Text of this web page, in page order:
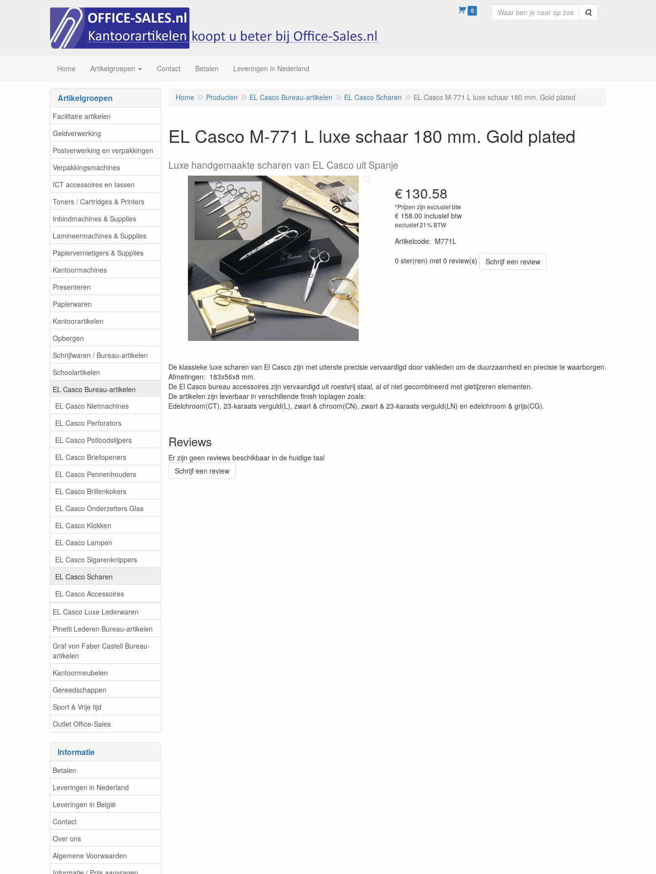
0 Zoeken
Home Artikelgroepen Contact Betalen Leveringen in Nederland
Artikelgroepen
Facilitaire artikelen
Geldverwerking
Postverwerking en verpakkingen
Verpakkingsmachines
ICT accessoires en tassen
Toners / Cartridges & Printers
Inbindmachines & Supplies
Lamineermachines & Supplies
Papiervernietigers & Supplies
Kantoormachines
Presenteren
Papierwaren
Kantoorartikelen
Opbergen
Schrijfwaren / Bureau-artikelen
Schoolartikelen
EL Casco Bureau-artikelen
EL Casco Nietmachines
EL Casco Perforators
EL Casco Potloodslijpers
EL Casco Briefopeners
EL Casco Pennenhouders
EL Casco Brillenkokers
EL Casco Onderzetters Glas
EL Casco Klokken
EL Casco Lampen
EL Casco Sigarenknippers
EL Casco Scharen
EL Casco Accessoires
EL Casco Luxe Lederwaren
Pinetti Lederen Bureau-artikelen
Graf von Faber Castell Bureau-
artikelen
Kantoormeubelen
Gereedschappen
Sport & Vrije tijd
Outlet Office-Sales
Informatie
Betalen
Leveringen in Nederland
Leveringen in België
Contact
Over ons
Algemene Voorwaarden
Home Producten EL Casco Bureau-artikelen EL Casco Scharen EL Casco M-771 L luxe schaar 180 mm. Gold plated
EL Casco M-771 L luxe schaar 180 mm. Gold plated
Luxe handgemaakte scharen van EL Casco uit Spanje
€130.58
*Prijzen zijn exclusief btw
€ 158.00 inclusief btw
exclusief 21% BTW
Artikelcode: M771L
0 ster(ren) met 0 review(s)
Schrijf een review
De klassieke luxe scharen van El Casco zijn met uiterste precisie vervaardigd door vaklieden om de duurzaamheid en precisie te waarborgen.
Afmetingen: 183x56x8 mm.
De El Casco bureau accessoires zijn vervaardigd uit roestvrij staal, al of niet gecombineerd met gietijzeren elementen.
De artikelen zijn leverbaar in verschillende finish toplagen zoals:
Edelchroom(CT), 23-karaats verguld(L), zwart & chroom(CN), zwart & 23-karaats verguld(LN) en edelchroom & grijs(CG).
Reviews
Er zijn geen reviews beschikbaar in de huidige taal
Schrijf een review